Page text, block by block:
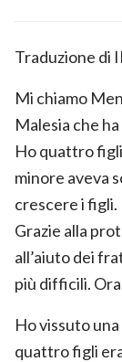
Traduzione di
Mi chiamo
Malesia che
Ho quattro
minore aveva
crescere i figli.
Grazie alla
all’aiuto dei
più difficili.
Ho vissuto
quattro figli